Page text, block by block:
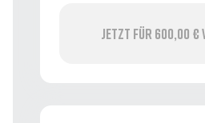
Jetzt für 600,00 €